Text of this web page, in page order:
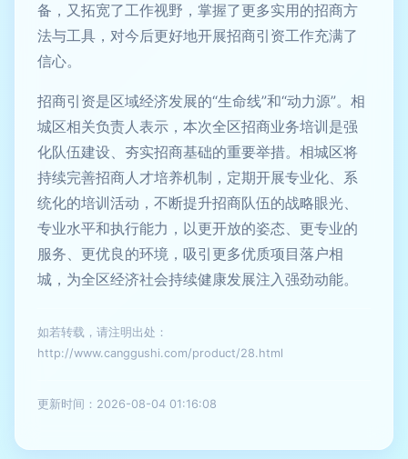
备，又拓宽了工作视野，掌握了更多实用的招商方
法与工具，对今后更好地开展招商引资工作充满了
信心。
招商引资是区域经济发展的“生命线”和“动力源”。相
城区相关负责人表示，本次全区招商业务培训是强
化队伍建设、夯实招商基础的重要举措。相城区将
持续完善招商人才培养机制，定期开展专业化、系
统化的培训活动，不断提升招商队伍的战略眼光、
专业水平和执行能力，以更开放的姿态、更专业的
服务、更优良的环境，吸引更多优质项目落户相
城，为全区经济社会持续健康发展注入强劲动能。
如若转载，请注明出处：
http://www.canggushi.com/product/28.html
更新时间：2026-08-04 01:16:08